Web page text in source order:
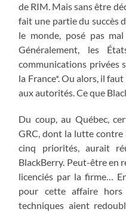
de RIM. Mais sans être
fait une partie du succès
le monde, posé pas
Généralement, les
communications privées
la France*. Ou alors, il
aux autorités. Ce que
Du coup, au Québec,
GRC, dont la lutte contre
cinq priorités, aurait
BlackBerry. Peut-être en
licenciés par la firme…
pour cette affaire hors
techniques aient